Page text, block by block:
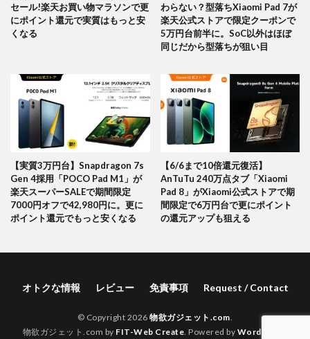
セール!楽天お買い物マラソンで更
にポイント還元で実質はもっと安
くなる
わらない？型落ちXiaomi Pad 7が
楽天公式ストアで限定クーポンで
5万円台前半に。SoC以外はほぼ
同じだから型落ちが狙い目
【実質3万円台】Snapdragon 7s
Gen 4採用「POCO Pad M1」が
楽天スーパーSALEで期間限定
7000円オフで42,980円に。更に
ポイント還元でもっと安くなる
【6/6まで10倍還元復活】
AnTuTu 240万点タブ「Xiaomi
Pad 8」がXiaomi公式ストアで期
間限定で6万円台で更にポイント
の還元アップも狙える
オトクな情報 レビュー 免責事項 Request / Contact
© Copyright 2026物欲ガジェット.com
物欲ガジェット.com by FIT-Web Create . Powered by WordPress